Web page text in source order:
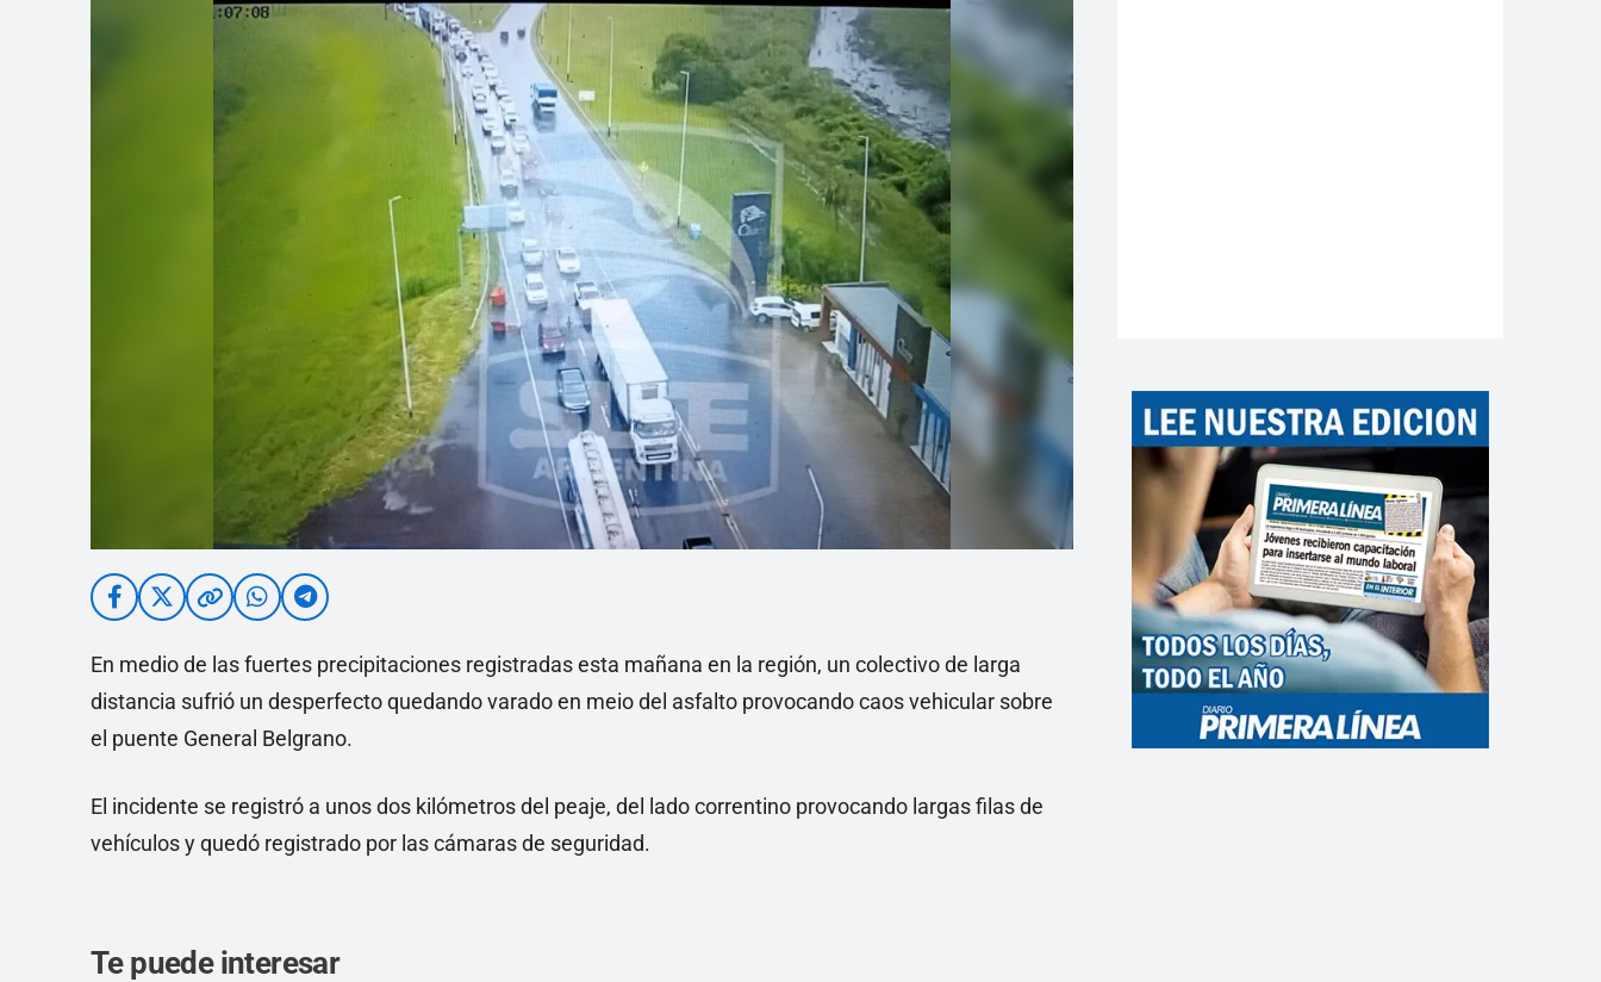
Linea
En medio de las fuertes precipitaciones registradas esta mañana en la región, un colectivo de larga
distancia sufrió un desperfecto quedando varado en meio del asfalto provocando caos vehicular sobre
el puente General Belgrano.
El incidente se registró a unos dos kilómetros del peaje, del lado correntino provocando largas filas de
vehículos y quedó registrado por las cámaras de seguridad.
Te puede interesar